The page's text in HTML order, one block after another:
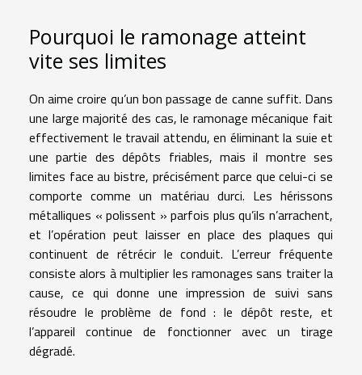
Pourquoi le ramonage atteint
vite ses limites
On aime croire qu’un bon passage de canne suffit. Dans
une large majorité des cas, le ramonage mécanique fait
effectivement le travail attendu, en éliminant la suie et
une partie des dépôts friables, mais il montre ses
limites face au bistre, précisément parce que celui-ci se
comporte comme un matériau durci. Les hérissons
métalliques « polissent » parfois plus qu’ils n’arrachent,
et l’opération peut laisser en place des plaques qui
continuent de rétrécir le conduit. L’erreur fréquente
consiste alors à multiplier les ramonages sans traiter la
cause, ce qui donne une impression de suivi sans
résoudre le problème de fond : le dépôt reste, et
l’appareil continue de fonctionner avec un tirage
dégradé.